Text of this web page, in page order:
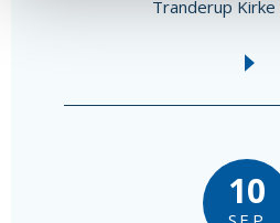
Tranderup Kirke
10